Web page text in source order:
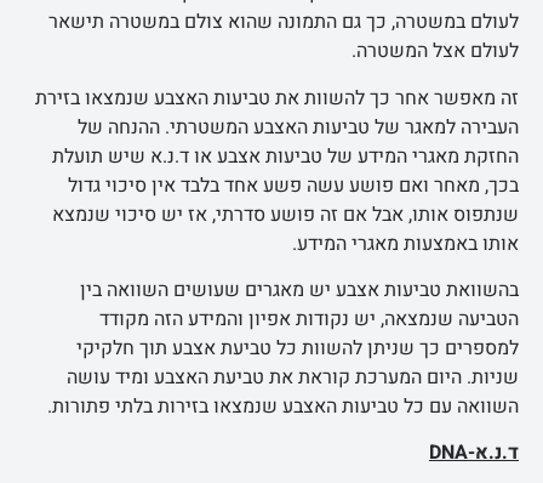
לעולם במשטרה, כך גם התמונה שהוא צולם במשטרה תישאר
לעולם אצל המשטרה.
זה מאפשר אחר כך להשוות את טביעות האצבע שנמצאו בזירת
העבירה למאגר של טביעות האצבע המשטרתי. ההנחה של
החזקת מאגרי המידע של טביעות אצבע או ד.נ.א שיש תועלת
בכך, מאחר ואם פושע עשה פשע אחד בלבד אין סיכוי גדול
שנתפוס אותו, אבל אם זה פושע סדרתי, אז יש סיכוי שנמצא
אותו באמצעות מאגרי המידע.
בהשוואת טביעות אצבע יש מאגרים שעושים השוואה בין
הטביעה שנמצאה, יש נקודות אפיון והמידע הזה מקודד
למספרים כך שניתן להשוות כל טביעת אצבע תוך חלקיקי
שניות. היום המערכת קוראת את טביעת האצבע ומיד עושה
השוואה עם כל טביעות האצבע שנמצאו בזירות בלתי פתורות.
ד.נ.א-DNA